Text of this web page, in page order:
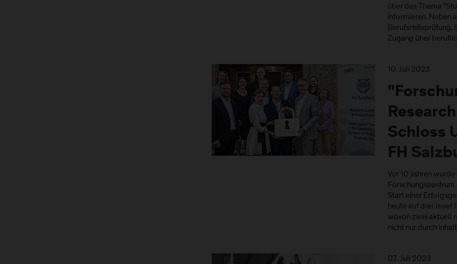
über das Thema
informieren. Neben
Berufsreifeprüfung,
Zugang über
10. Juli 2023
Schloss
FH
Vor 10 Jahren
Start einer
heute auf drei Josef
wovon zwei aktuell
nicht nur durch
07. Juli 2023